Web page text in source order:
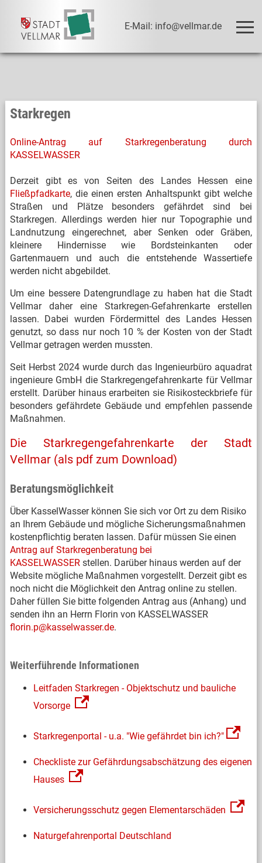
E-Mail: info@vellmar.de
Starkregen
Online-Antrag auf Starkregenberatung durch
KASSELWASSER
Derzeit gibt es von Seiten des Landes Hessen eine
Fließpfadkarte, die einen ersten Anhaltspunkt gibt welche
Straßen und Plätze besonders gefährdet sind bei
Starkregen. Allerdings werden hier nur Topographie und
Landnutzung eingerechnet, aber Senken oder Gräben,
kleinere Hindernisse wie Bordsteinkanten oder
Gartenmauern und auch die entstehende Wassertiefe
werden nicht abgebildet.
Um eine bessere Datengrundlage zu haben hat die Stadt
Vellmar daher eine Starkregen-Gefahrenkarte erstellen
lassen. Dabei wurden Fördermittel des Landes Hessen
genutzt, so dass nur noch 10 % der Kosten von der Stadt
Vellmar getragen werden mussten.
Seit Herbst 2024 wurde durch das Ingenieurbüro aquadrat
ingenieure GmbH die Starkregengefahrenkarte für Vellmar
erstellt. Darüber hinaus erarbeiten sie Risikosteckbriefe für
besonders gefährdete Gebäude und empfehlen passende
Maßnahmen.
Die Starkregengefahrenkarte der Stadt
Vellmar (als pdf zum Download)
Beratungsmöglichkeit
Über KasselWasser können Sie sich vor Ort zu dem Risiko
an Ihrem Gebäude und mögliche Sicherungsmaßnahmen
kostenpflichtig beraten lassen. Dafür müssen Sie einen
Antrag auf Starkregenberatung bei
KASSELWASSERstellen. Darüber hinaus werden auf der
Website mögliche Maßnahmen vorgestellt. Derzeit gibt es
noch nicht die Möglichkeit den Antrag online zu stellen.
Daher füllen Sie bitte folgenden Antrag aus (Anhang) und
senden ihn an Herrn Florin von KASSELWASSER
florin.p@kasselwasser.de.
Weiterführende Informationen
Leitfaden Starkregen - Objektschutz und bauliche
Vorsorge
Starkregenportal - u.a. "Wie gefährdet bin ich?"
Checkliste zur Gefährdungsabschätzung des eigenen
Hauses
Versicherungsschutz gegen Elementarschäden
Naturgefahrenportal Deutschland